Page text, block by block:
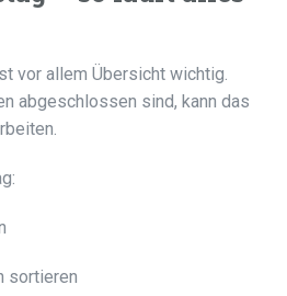
vor allem Übersicht wichtig.
abgeschlossen sind, kann das
sortieren